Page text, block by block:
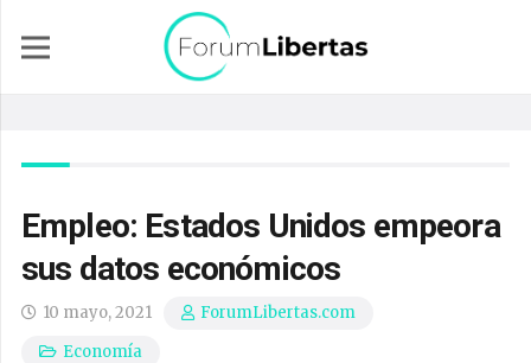
Empleo: Estados Unidos empeora
sus datos económicos
10 mayo, 2021
ForumLibertas.com
Economía